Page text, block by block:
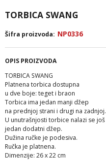
TORBICA SWANG
Šifra proizvoda: NP0336
OPIS PROIZVODA
TORBICA SWANG
Platnena torbica dostupna
u dve boje: teget i braon
Torbica ima jedan manji džep
na prednjoj strani i drugi na zadnjoj.
U unutrašnjosti torbice nalazi se još
jedan dodatni džep.
Dužina ručke je podesiva.
Ručka je platnena.
Dimenzije: 26 x 22 cm